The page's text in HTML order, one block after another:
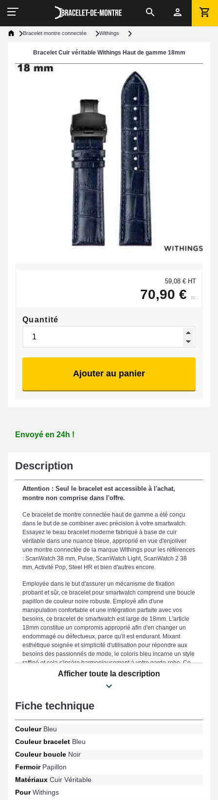
Bracelet montre connectée Withings
Bracelet Cuir véritable Withings Haut de gamme 18mm
59,08 € HT
70,90 € ttc
Quantité
Ajouter au panier
Envoyé en 24h !
Description
Attention : Seul le bracelet est accessible à l'achat,
montre non comprise dans l'offre.
Ce bracelet de montre connectée haut de gamme a été conçu
dans le but de se combiner avec précision à votre smartwatch.
Essayez le beau bracelet moderne fabriqué à base de cuir
véritable dans une nuance bleue, approprié en vue d'enjoliver
une montre connectée de la marque Withings pour les références
: ScanWatch 38 mm, Pulse, ScanWatch Light, ScanWatch 2 38
mm, Activité Pop, Steel HR et bien d'autres encore.
Employée dans le but d'assurer un mécanisme de fixation
probant et sûr, ce bracelet pour smartwatch comprend une boucle
papillon de couleur noire robuste. Employé afin d'une
manipulation confortable et une intégration parfaite avec vos
besoins, ce bracelet de smartwatch est large de 18mm. L'article
18mm constitue un compromis approprié afin d'en changer un
endommagé ou défectueux, parce qu'il est endurant. Mixant
esthétique soignée et simplicité d'utilisation pour répondre aux
besoins des passionnés de mode, le coloris bleu incarne un style
raffiné et cela s'insère harmonieusement à votre garde-robe. Ce
modèle de bracelet montre connectée haut de gamme est doté
références Pulse, Steel HR, Move ECG, ScanWatch 38 mm,
encore de la marque Withings. Au moyen de son style
Afficher toute la description
Fiche technique
CouleurBleu
Couleur bracelet Bleu
Couleur boucle Noir
FermoirPapillon
Matériaux Cuir Véritable
PourWithings